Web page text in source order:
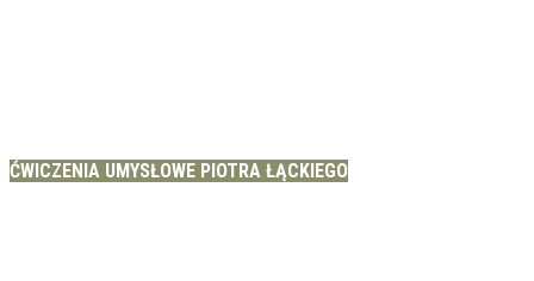
ĆWICZENIA UMYSŁOWE PIOTRA ŁĄCKIEGO